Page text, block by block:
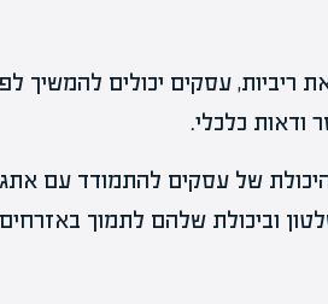
ריביות, עסקים יכולים להמשיך
ודאות כלכלי.
של עסקים להתמודד עם
וביכולת שלהם לתמוך